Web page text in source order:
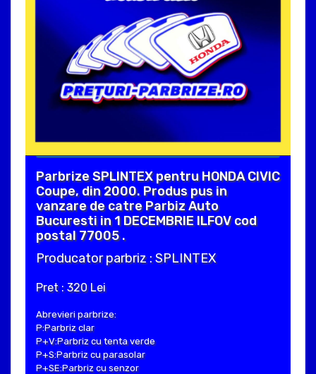
Parbrize SPLINTEX pentru HONDA CIVIC
Coupe, din 2000. Produs pus in
vanzare de catre Parbiz Auto
Bucuresti in 1 DECEMBRIE ILFOV cod
postal 77005 .
Producator parbriz : SPLINTEX
Pret : 320 Lei
Abrevieri parbrize:
P:Parbriz clar
P+V:Parbriz cu tenta verde
P+S:Parbriz cu parasolar
P+SE:Parbriz cu senzor